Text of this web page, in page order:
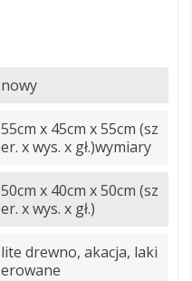
nowy
55cm x 45cm x 55cm (sz
er. x wys. x gł.)wymiary
50cm x 40cm x 50cm (sz
er. x wys. x gł.)
lite drewno, akacja, laki
erowane